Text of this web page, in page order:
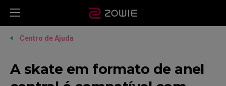
Centro de Ajuda
A skate em formato de anel